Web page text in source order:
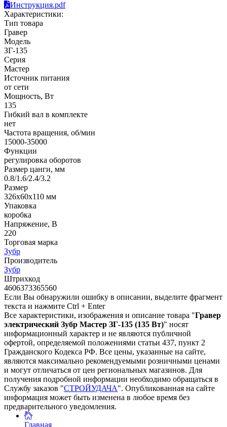
Инструкция.pdf
Характеристики:
Тип товара
Гравер
Модель
ЗГ-135
Серия
Мастер
Источник питания
от сети
Мощность, Вт
135
Гибкий вал в комплекте
нет
Частота вращения, об/мин
15000-35000
Функции
регулировка оборотов
Размер цанги, мм
0.8/1.6/2.4/3.2
Размер
326x60x110 мм
Упаковка
коробка
Напряжение, В
220
Торговая марка
Зубр
Производитель
Зубр
Штрихкод
4606373365560
Если Вы обнаружили ошибку в описании, выделите фрагмент
текста и нажмите Ctrl + Enter
Все характеристики, изображения и описание товара "Гравер
электрический Зубр Мастер ЗГ-135 (135 Вт)" носят
информационный характер и не являются публичной
офертой, определяемой положениями статьи 437, пункт 2
Гражданского Кодекса РФ. Все цены, указанные на сайте,
являются максимально рекомендуемыми розничными ценами
и могут отличаться от цен региональных магазинов. Для
получения подробной информации необходимо обращаться в
Службу заказов "СТРОЙУДАЧА". Опубликованная на сайте
информация может быть изменена в любое время без
предварительного уведомления.
Главная